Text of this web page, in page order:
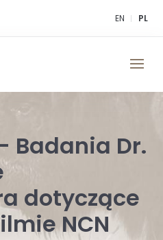
EN PL
Badania Dr.
dotyczące
NCN